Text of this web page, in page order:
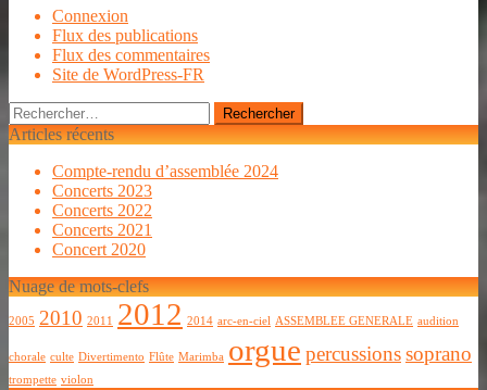
Connexion
Flux des publications
Flux des commentaires
Site de WordPress-FR
Rechercher :
Articles récents
Compte-rendu d’assemblée 2024
Concerts 2023
Concerts 2022
Concerts 2021
Concert 2020
Nuage de mots-clefs
2005 2010 2011 2012 2014 arc-en-ciel ASSEMBLEE GENERALE audition
chorale culte Divertimento Flûte Marimba orgue percussionssoprano
trompette violon